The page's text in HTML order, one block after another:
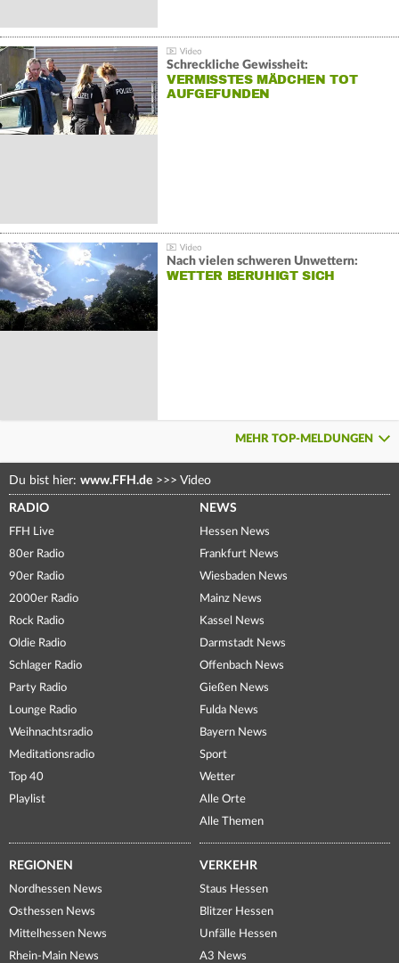
Schreckliche Gewissheit:
VERMISSTES MÄDCHEN TOT
AUFGEFUNDEN
Nach vielen schweren Unwettern:
WETTER BERUHIGT SICH
MEHR TOP-MELDUNGEN
Du bist hier: www.FFH.de >>> Video
RADIO
FFH Live
80er Radio
90er Radio
2000er Radio
Rock Radio
Oldie Radio
Schlager Radio
Party Radio
Lounge Radio
Weihnachtsradio
Meditationsradio
Top 40
Playlist
NEWS
Hessen News
Frankfurt News
Wiesbaden News
Mainz News
Kassel News
Darmstadt News
Offenbach News
Gießen News
Fulda News
Bayern News
Sport
Wetter
Alle Orte
Alle Themen
REGIONEN
Nordhessen News
Osthessen News
Mittelhessen News
Rhein-Main News
VERKEHR
Staus Hessen
Blitzer Hessen
Unfälle Hessen
A3 News